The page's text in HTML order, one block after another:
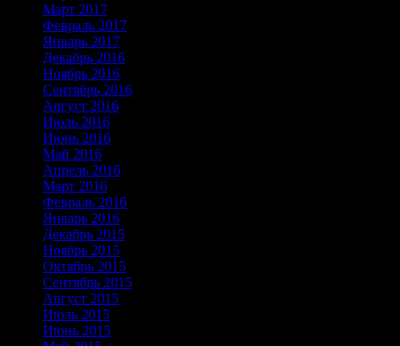
Март 2017
Февраль 2017
Январь 2017
Декабрь 2016
Ноябрь 2016
Сентябрь 2016
Август 2016
Июль 2016
Июнь 2016
Май 2016
Апрель 2016
Март 2016
Февраль 2016
Январь 2016
Декабрь 2015
Ноябрь 2015
Октябрь 2015
Сентябрь 2015
Август 2015
Июль 2015
Июнь 2015